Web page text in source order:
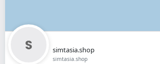
simtasia.shop
simtasia.shop